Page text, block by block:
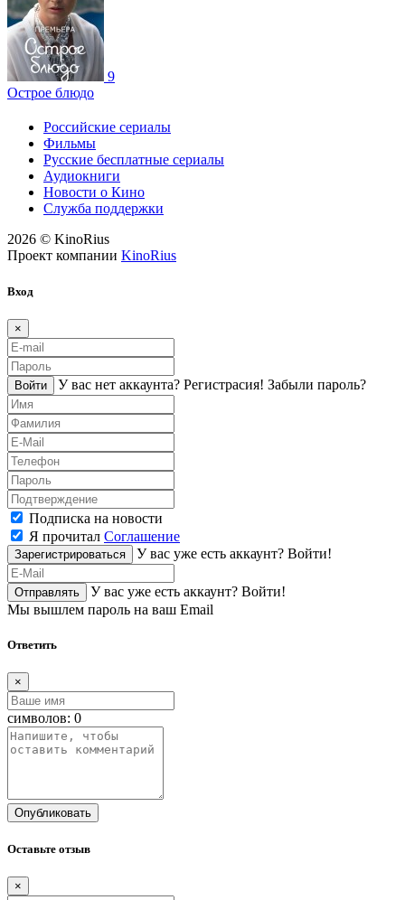
9
Острое блюдо
Российские сериалы
Фильмы
Русские бесплатные сериалы
Аудиокниги
Новости о Кино
Служба поддержки
2026 © KinoRius
Проект компании KinoRius
Вход
×
Войти У вас нет аккаунта? Регистраcия! Забыли пароль?
Подписка на новости
Я прочитал Соглашение
Зарегистрироваться У вас уже есть аккаунт? Войти!
Отправлять У вас уже есть аккаунт? Войти!
Мы вышлем пароль на ваш Email
Ответить
×
символов: 0
Опубликовать
Оставьте отзыв
×